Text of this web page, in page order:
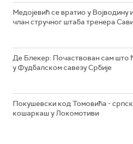
Медојевић се вратио у Војводину
члан стручног штаба тренера
Де Блекер: Почаствован сам што
у Фудбалском савезу Србије
Покушевски код Томовића -
кошаркаш у Локомотиви